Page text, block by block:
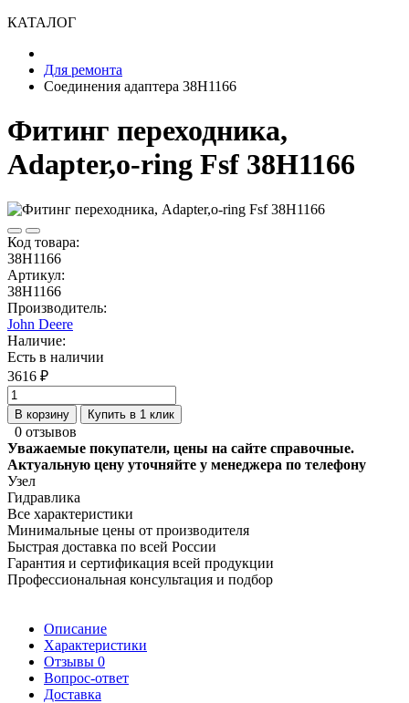
КАТАЛОГ
Для ремонта
Соединения адаптера 38H1166
Фитинг переходника,
Adapter,o-ring Fsf 38H1166
Код товара:
38H1166
Артикул:
38H1166
Производитель:
John Deere
Наличие:
Есть в наличии
3616 ₽
В корзину Купить в 1 клик
0 отзывов
Уважаемые покупатели, цены на сайте справочные.
Актуальную цену уточняйте у менеджера по телефону
Узел
Гидравлика
Все характеристики
Минимальные цены от производителя
Быстрая доставка по всей России
Гарантия и сертификация всей продукции
Профессиональная консультация и подбор
Описание
Характеристики
Отзывы 0
Вопрос-ответ
Доставка